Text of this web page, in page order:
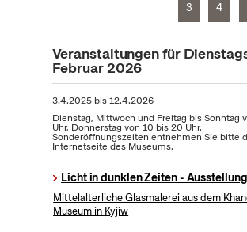
3 4
Veranstaltungen für
Februar 2026
3.4.2025bis12.4.2026
Dienstag, Mittwoch und Freitag bis Sonntag
Uhr, Donnerstag von 10 bis 20 Uhr.
Sonderöffnungszeiten entnehmen Sie bitte
Internetseite des Museums.
Licht in dunklen Zeiten - Ausstellung
Mittelalterliche Glasmalerei aus dem
Museum in Kyjiw